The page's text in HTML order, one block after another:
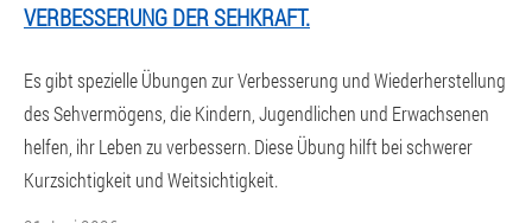
VERBESSERUNG DER SEHKRAFT.
Es gibt spezielle Übungen zur Verbesserung und Wiederherstellung
des Sehvermögens, die Kindern, Jugendlichen und Erwachsenen
helfen, ihr Leben zu verbessern. Diese Übung hilft bei schwerer
Kurzsichtigkeit und Weitsichtigkeit.